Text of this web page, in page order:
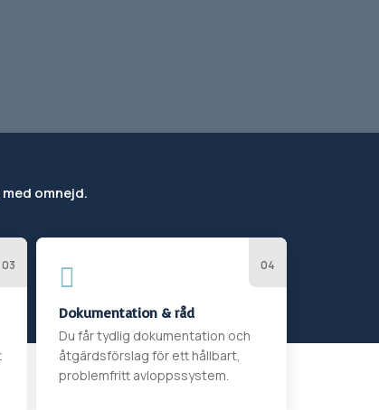
omnejd.

Dokumentation & råd
Du får tydlig dokumentation och
åtgärdsförslag för ett hållbart,
problemfritt avloppssystem.